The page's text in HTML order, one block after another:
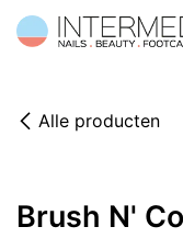
Overslaan naar inhoud
Alle producten
Brush N'